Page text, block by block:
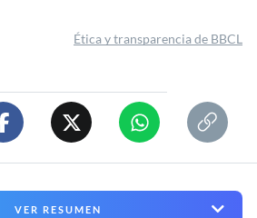
Ética y transparencia de BBCL
VER RESUMEN